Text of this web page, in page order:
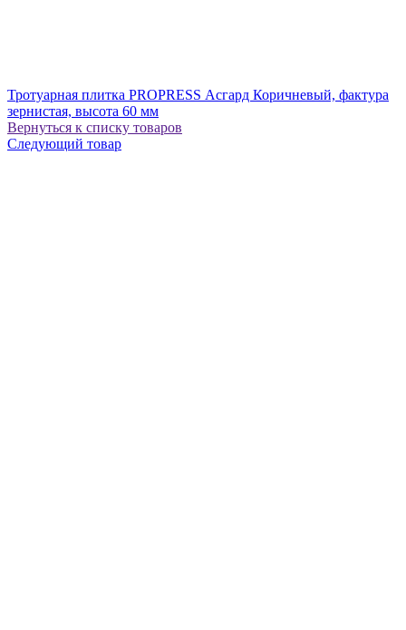
Тротуарная плитка PROPRESS Асгард Коричневый, фактура
зернистая, высота 60 мм
Вернуться к списку товаров
Следующий товар